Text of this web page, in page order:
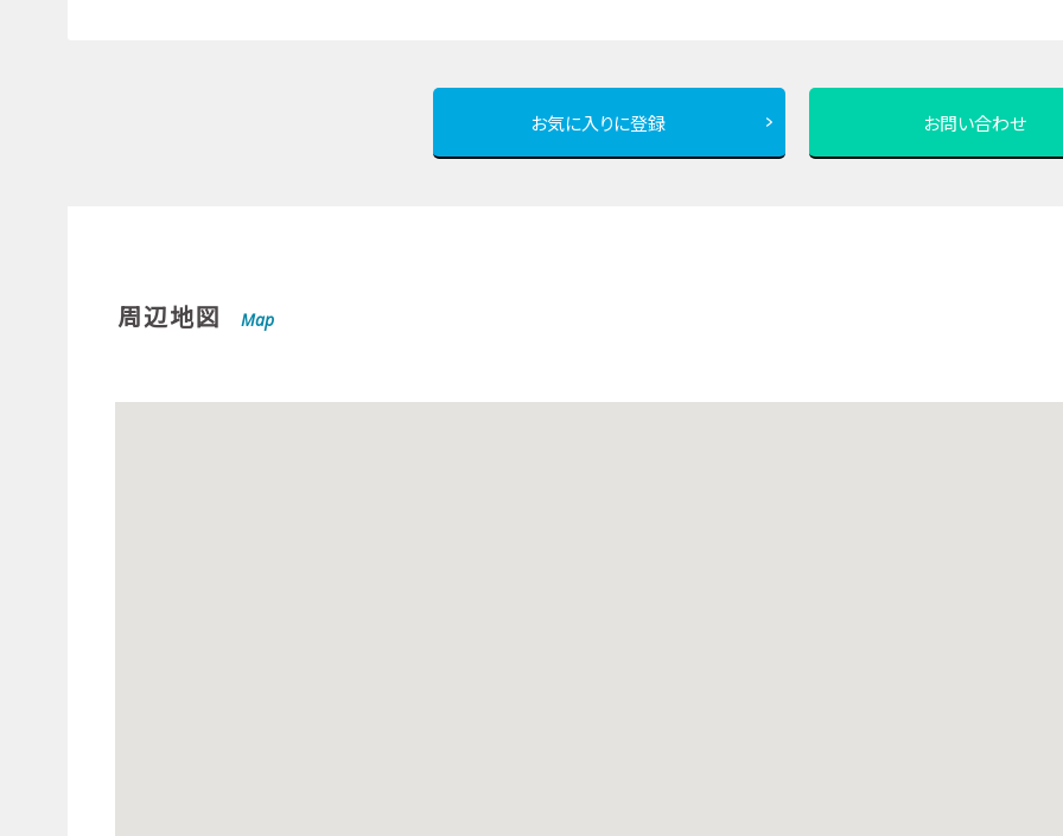
お気に入りに登録 お問い合わせ
周辺地図 Map